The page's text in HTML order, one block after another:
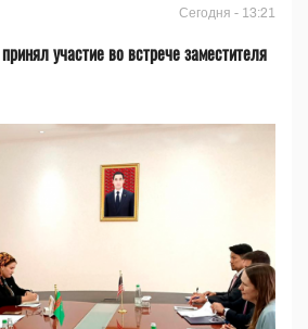
Сегодня - 13:21
участие во встрече заместителя